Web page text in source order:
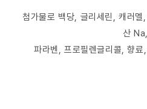
첨가물로 백당, 글리세린, 캐러
산 Na,
파라벤, 프로필렌글리콜, 향